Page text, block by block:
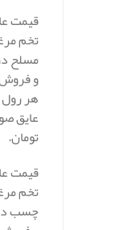
قیمت
و
تومان.
قیمت